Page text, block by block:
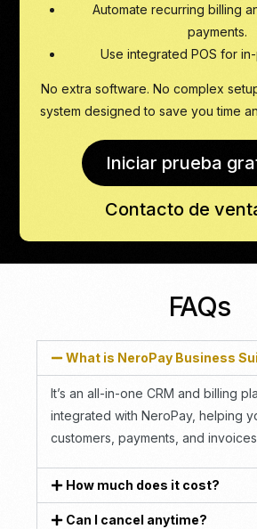
Automate recurring billing
payments.
Use integrated POS for
No extra software. No complex
system designed to save you time
Iniciar prueba
Contacto de
FAQs
What is NeroPay Business
It’s an all-in-one CRM and billing
integrated with NeroPay, helping
customers, payments, and
How much does it cost?
Can I cancel anytime?